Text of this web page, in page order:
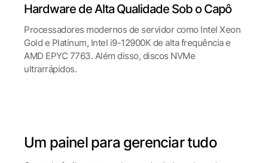
Hardware de Alta Qualidade Sob o Capô
Processadores modernos de servidor como Intel Xeon
Gold e Platinum, Intel i9-12900K de alta frequência e
AMD EPYC 7763. Além disso, discos NVMe
ultrarrápidos.
Um painel para gerenciar tudo